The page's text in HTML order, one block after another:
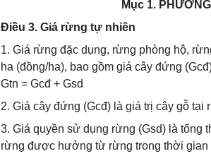
Mục 1.
Điều 3. Giá rừng tự nhiên
1. Giá rừng đặc dụng, rừng phòng hộ,
ha (đồng/ha), bao gồm giá cây đứng
Gtn = Gcđ + Gsd
2. Giá cây đứng (Gcđ) là giá trị cây gỗ
3. Giá quyền sử dụng rừng (Gsd) là tổng
rừng được hưởng từ rừng trong thời